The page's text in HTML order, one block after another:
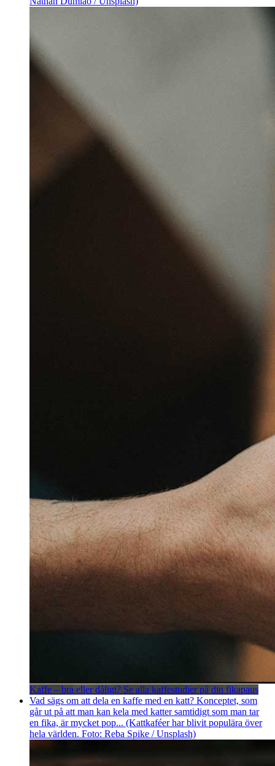
Kaffe – bra eller dåligt? Se alla kaffestudier på din fikapaus
Vad sägs om att dela en kaffe med en katt? Konceptet, som
går ut på att man kan kela med katter samtidigt som man tar
en fika, är mycket pop... (Kattkaféer har blivit populära över
hela världen. Foto: Reba Spike / Unsplash)